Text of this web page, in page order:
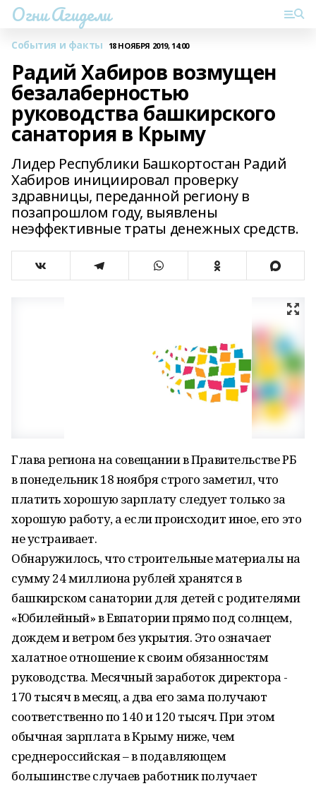
Огни Агидели
События и факты 18 НОЯБРЯ 2019, 14:00
Радий Хабиров возмущен
безалаберностью
руководства башкирского
санатория в Крыму
Лидер Республики Башкортостан Радий
Хабиров инициировал проверку
здравницы, переданной региону в
позапрошлом году, выявлены
неэффективные траты денежных средств.
Глава региона на совещании в Правительстве РБ
в понедельник 18 ноября строго заметил, что
платить хорошую зарплату следует только за
хорошую работу, а если происходит иное, его это
не устраивает.
Обнаружилось, что строительные материалы на
сумму 24 миллиона рублей хранятся в
башкирском санатории для детей с родителями
«Юбилейный» в Евпатории прямо под солнцем,
дождем и ветром без укрытия. Это означает
халатное отношение к своим обязанностям
руководства. Месячный заработок директора -
170 тысяч в месяц, а два его зама получают
соответственно по 140 и 120 тысяч. При этом
обычная зарплата в Крыму ниже, чем
среднероссийская – в подавляющем
большинстве случаев работник получает